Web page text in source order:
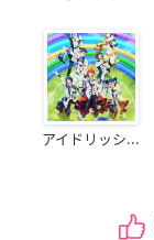
アイドリッシ...